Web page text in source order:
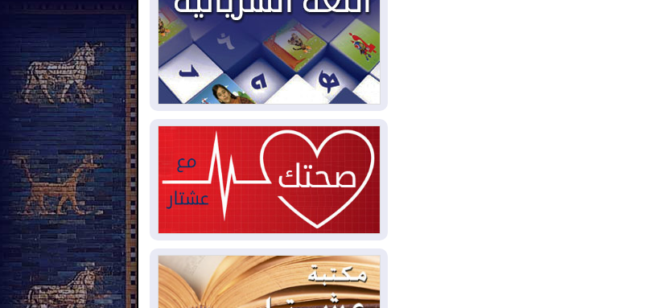
2026-08-04بيترو يشكو تزوير الانتخابات
الرئاسية ويحذر من "حرب أهلية" في
كولومبيا
2026-08-03رئيس إقليم كوردستان في
2026-08-03
العراق يؤكد مجدداً التزامه
بمنع الهجمات على الدول المجاورة
2026-08-03
العجز والاقتراض يطوقان
دينار!
2026-08-03كوبا تغرق في الظلام مجددا
وانهيار الشبكة الكهربائية